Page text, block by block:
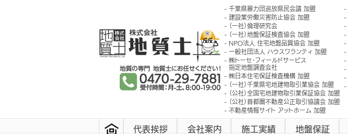
千葉県暴力団追放県民会議 加盟
建設業労働災害防止協会 加盟
（一社）倫理研究会
（一社）地盤保証検査協会 加盟
NPO法人 住宅地盤品質協会 加盟
一般社団法人 ハウスワランティ 加盟
㈱トーセ･フィールドサービス
指定地盤調査会社
㈱日本住宅保証検査機構 加盟
（一社）千葉県宅地建物取引業協会 加盟
（公社）全国宅地建物取引業保証協会 加盟
（公社）首都圏不動産公正取引協議会 加盟
不動産情報サイト アットホーム 加盟
代表挨拶 会社案内 施工実績 地盤保証